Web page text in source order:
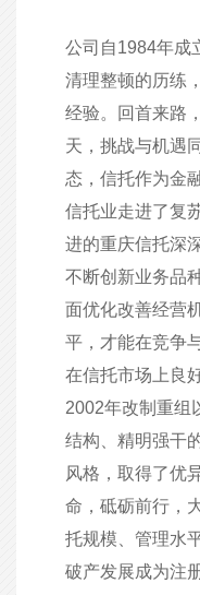
公司自1984年成
清理整顿的历练
经验。回首来路
天，挑战与机遇
态，信托作为金
信托业走进了复
进的重庆信托深
不断创新业务品
面优化改善经营
平，才能在竞争
在信托市场上良
2002年改制重组
结构、精明强干
风格，取得了优
命，砥砺前行，
托规模、管理水
破产发展成为注